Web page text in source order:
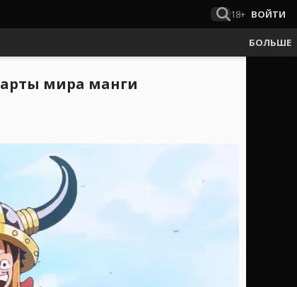
18+ ВОЙТИ
БОЛЬШЕ
мира манги